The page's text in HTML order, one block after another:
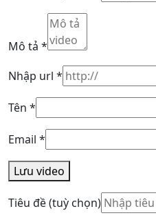
Mô tả *
Nhập url *
Tên *
Email *
Lưu video
Tiêu đề(tuỳ chọn)